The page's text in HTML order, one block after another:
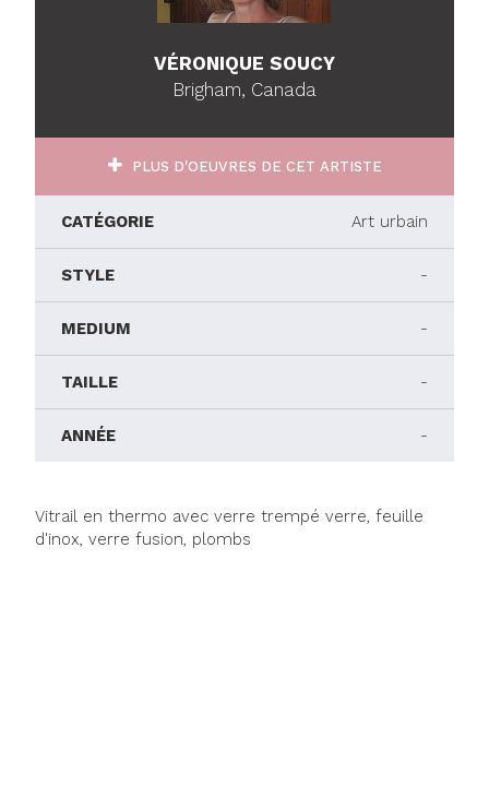
VÉRONIQUE SOUCY
Brigham, Canada
PLUS D'OEUVRES DE CET ARTISTE
CATÉGORIE Art urbain
STYLE -
MEDIUM -
TAILLE -
ANNÉE -
Vitrail en thermo avec verre trempé verre, feuille
d'inox, verre fusion, plombs